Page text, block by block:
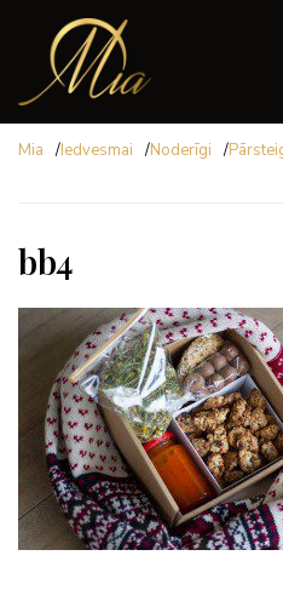
Mia /Iedvesmai /Noderīgi /
bb4